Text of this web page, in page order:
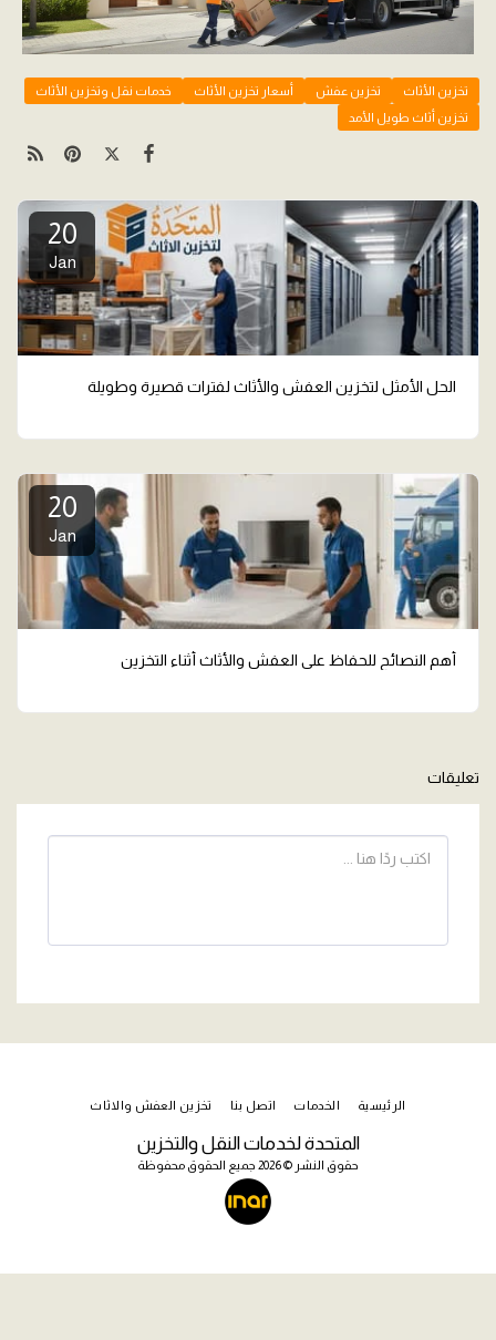
تخزين الأثاث تخزين عفش أسعار تخزين الأثاث
خدمات نقل وتخزين الأثاث
تخزين أثاث طويل الأمد
20
Jan
الحل الأمثل لتخزين العفش والأثاث لفترات قصيرة وطويلة
20
Jan
أهم النصائح للحفاظ على العفش والأثاث أثناء التخزين
تعليقات
المتحدة لخدمات النقل والتخزين
حقوق النشر © 2026 جميع الحقوق محفوظة
الرئيسية الخدمات اتصل بنا تخزين العفش والاثاث